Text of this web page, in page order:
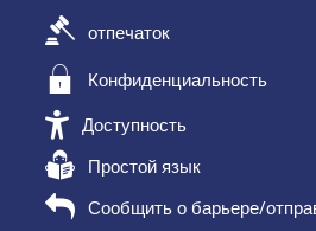
отпечаток
Конфиденциальность
Доступность
Простой язык
Сообщить о барьере/